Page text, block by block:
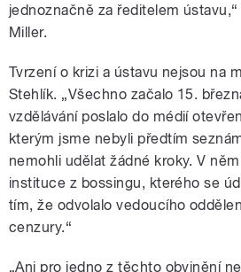
jednoznačně za ředitelem
Miller.
Tvrzení o krizi a ústavu nejsou na
Stehlík. „Všechno začalo 15.
vzdělávání poslalo do médií
kterým jsme nebyli předtím
nemohli udělat žádné kroky. V
instituce z bossingu, kterého se
tím, že odvolalo vedoucího
cenzury.“
„Ani pro jedno z těchto obvinění